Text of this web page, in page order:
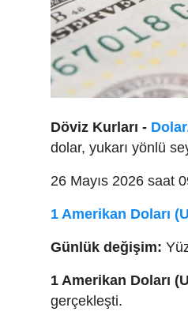
Döviz Kurları -
dolar, yukarı yönlü
26 Mayıs 2026 saat
1 Amerikan Doları
Günlük değişim:
1 Amerikan Doları
gerçekleşti.